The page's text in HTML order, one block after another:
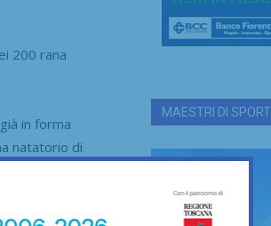
200 rana
in forma
natatorio di
MAESTRI DI SPORT